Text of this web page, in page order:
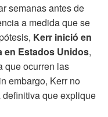
semanas antes de
a medida que se
Kerr inició en
en Estados Unidos,
que ocurren las
embargo, Kerr no
que explique